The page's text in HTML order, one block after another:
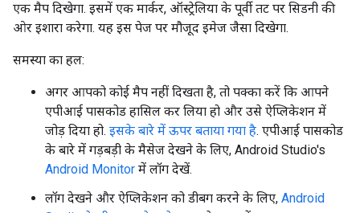
एक मैप दिखेगा. इसमें एक मार्कर, ऑस्ट्रेलिया के पूर्वी तट पर सिडनी की
ओर इशारा करेगा. यह इस पेज पर मौजूद इमेज जैसा दिखेगा.
समस्या का हल:
अगर आपको कोई मैप नहीं दिखता है, तो पक्का करें कि आपने
एपीआई पासकोड हासिल कर लिया हो और उसे ऐप्लिकेशन में
जोड़ दिया हो. इसके बारे में ऊपर बताया गया है. एपीआई पासकोड
के बारे में गड़बड़ी के मैसेज देखने के लिए, Android Studio's
Android Monitor में लॉग देखें.
लॉग देखने और ऐप्लिकेशन को डीबग करने के लिए, Android